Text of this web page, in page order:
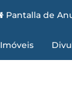
Pantalla de
Imóveis